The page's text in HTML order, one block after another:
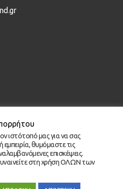
ιστότοπό μας για να σας
θυμόμαστε τις
επισκέψεις.
στη χρήση ΟΛΩΝ των